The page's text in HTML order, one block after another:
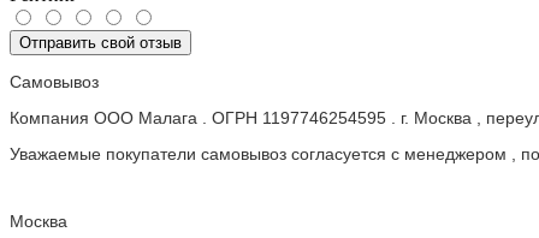
Отправить свой отзыв
Самовывоз
Компания ООО Малага . ОГРН 1197746254595 . г. Москва ,
Уважаемые покупатели самовывоз согласуется с менеджером ,
Москва